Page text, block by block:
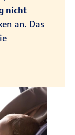
nicht
an. Das